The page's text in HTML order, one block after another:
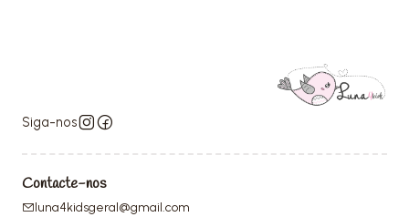
Siga-nos
Contacte-nos
luna4kidsgeral@gmail.com